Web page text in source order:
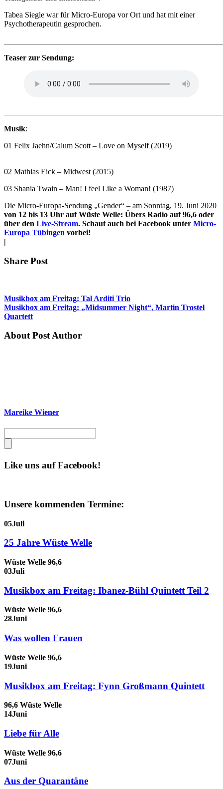
Tabea Siegle war für Micro-Europa vor Ort und hat mit einer
Psychotherapeutin gesprochen.
Teaser zur Sendung:
Musik:
01 Felix Jaehn/Calum Scott – Love on Myself (2019)
02 Mathias Eick – Midwest (2015)
03 Shania Twain – Man! I feel Like a Woman! (1987)
Die Micro-Europa-Sendung „Gender“ – am Sonntag, 19. Juni 2020
von 12 bis 13 Uhr auf Wüste Welle: Übers Radio auf 96,6 oder
über den Live-Stream. Schaut auch bei Facebook unter Micro-
Europa Tübingen vorbei!
|
Share Post
Musikbox am Freitag: Tal Arditi Trio
Musikbox am Freitag: „Midsummer Night“, Martin Trostel
Quartett
About Post Author
Mareike Wiener
Like uns auf Facebook!
Unsere kommenden Termine:
05Juli
25 Jahre Wüste Welle
Wüste Welle 96,6
03Juli
Musikbox am Freitag: Ibanez-Bühl Quintett Teil 2
Wüste Welle 96,6
28Juni
Was wollen Frauen
Wüste Welle 96,6
19Juni
Musikbox am Freitag: Fynn Großmann Quintett
96,6 Wüste Welle
14Juni
Liebe für Alle
Wüste Welle 96,6
07Juni
Aus der Quarantäne